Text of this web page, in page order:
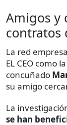
Amigos y
contratos
La red
EL CEO como la
concuñado
su amigo
La
se han